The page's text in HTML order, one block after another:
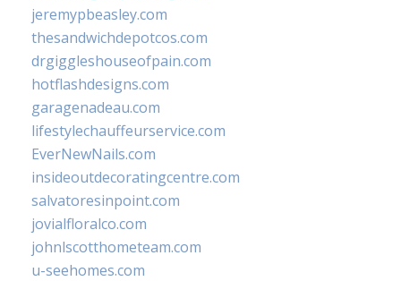
jeremypbeasley.com
thesandwichdepotcos.com
drgiggleshouseofpain.com
hotflashdesigns.com
garagenadeau.com
lifestylechauffeurservice.com
EverNewNails.com
insideoutdecoratingcentre.com
salvatoresinpoint.com
jovialfloralco.com
johnlscotthometeam.com
u-seehomes.com